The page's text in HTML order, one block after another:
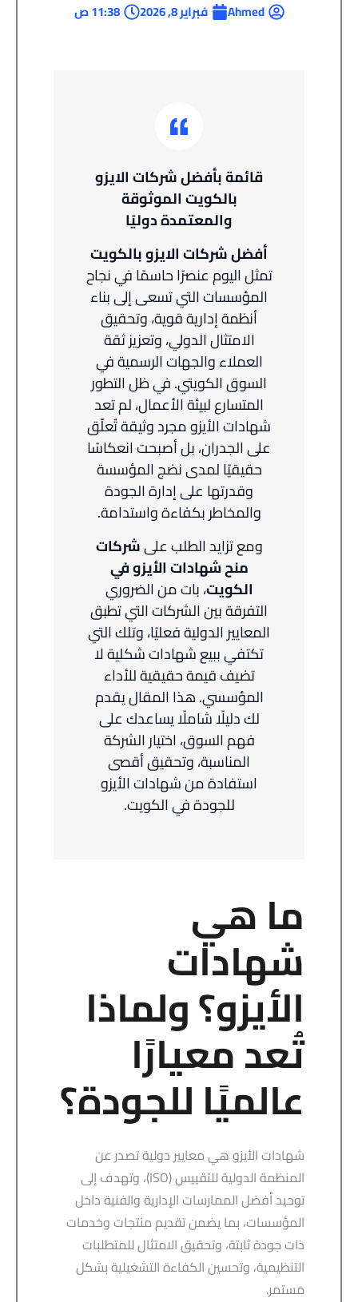
Ahmed فبراير 8, 2026 11:38 ص
قائمة بأفضل شركات الايزو
بالكويت الموثوقة
والمعتمدة دوليًا
أفضل شركات الايزو بالكويت
تمثل اليوم عنصرًا حاسمًا في نجاح
المؤسسات التي تسعى إلى بناء
أنظمة إدارية قوية، وتحقيق
الامتثال الدولي، وتعزيز ثقة
العملاء والجهات الرسمية في
السوق الكويتي. في ظل التطور
المتسارع لبيئة الأعمال، لم تعد
شهادات الأيزو مجرد وثيقة تُعلّق
على الجدران، بل أصبحت انعكاسًا
حقيقيًا لمدى نضج المؤسسة
وقدرتها على إدارة الجودة
والمخاطر بكفاءة واستدامة.
ومع تزايد الطلب علىشركات
منح شهادات الأيزو في
الكويت، بات من الضروري
التفرقة بين الشركات التي تطبق
المعايير الدولية فعليًا، وتلك التي
تكتفي ببيع شهادات شكلية لا
تضيف قيمة حقيقية للأداء
المؤسسي. هذا المقال يقدم
لك دليلًا شاملًا يساعدك على
فهم السوق، اختيار الشركة
المناسبة، وتحقيق أقصى
استفادة من شهادات الأيزو
للجودة في الكويت.
ما هي
شهادات
الأيزو؟ ولماذا
تُعد معيارًا
عالميًا للجودة؟
شهادات الأيزو هي معايير دولية تصدر عن
المنظمة الدولية للتقييس (ISO)، وتهدف إلى
توحيد أفضل الممارسات الإدارية والفنية داخل
المؤسسات، بما يضمن تقديم منتجات وخدمات
ذات جودة ثابتة، وتحقيق الامتثال للمتطلبات
التنظيمية، وتحسين الكفاءة التشغيلية بشكل
مستمر.